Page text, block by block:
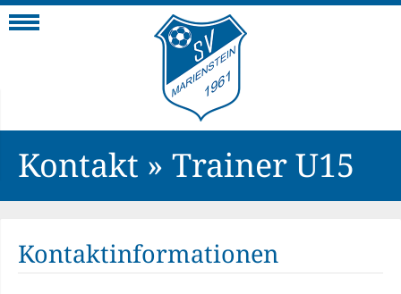
Kontakt » Trainer U15
Kontaktinformationen